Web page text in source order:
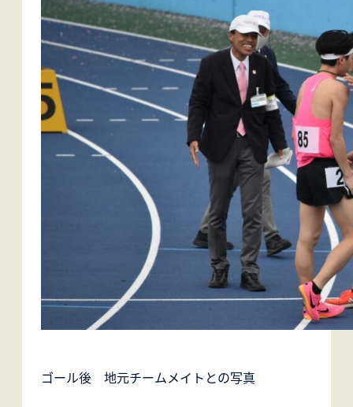
ゴール後 地元チームメイトとの写真